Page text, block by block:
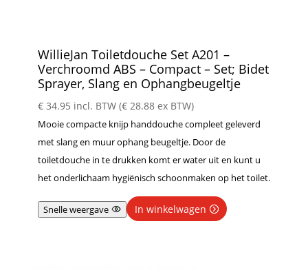
WillieJan Toiletdouche Set A201 –
Verchroomd ABS – Compact – Set; Bidet
Sprayer, Slang en Ophangbeugeltje
€34.95 incl. BTW (€28.88ex BTW)
Mooie compacte knijp handdouche compleet geleverd
met slang en muur ophang beugeltje. Door de
toiletdouche in te drukken komt er water uit en kunt u
het onderlichaam hygiënisch schoonmaken op het toilet.
Snelle weergave In winkelwagen